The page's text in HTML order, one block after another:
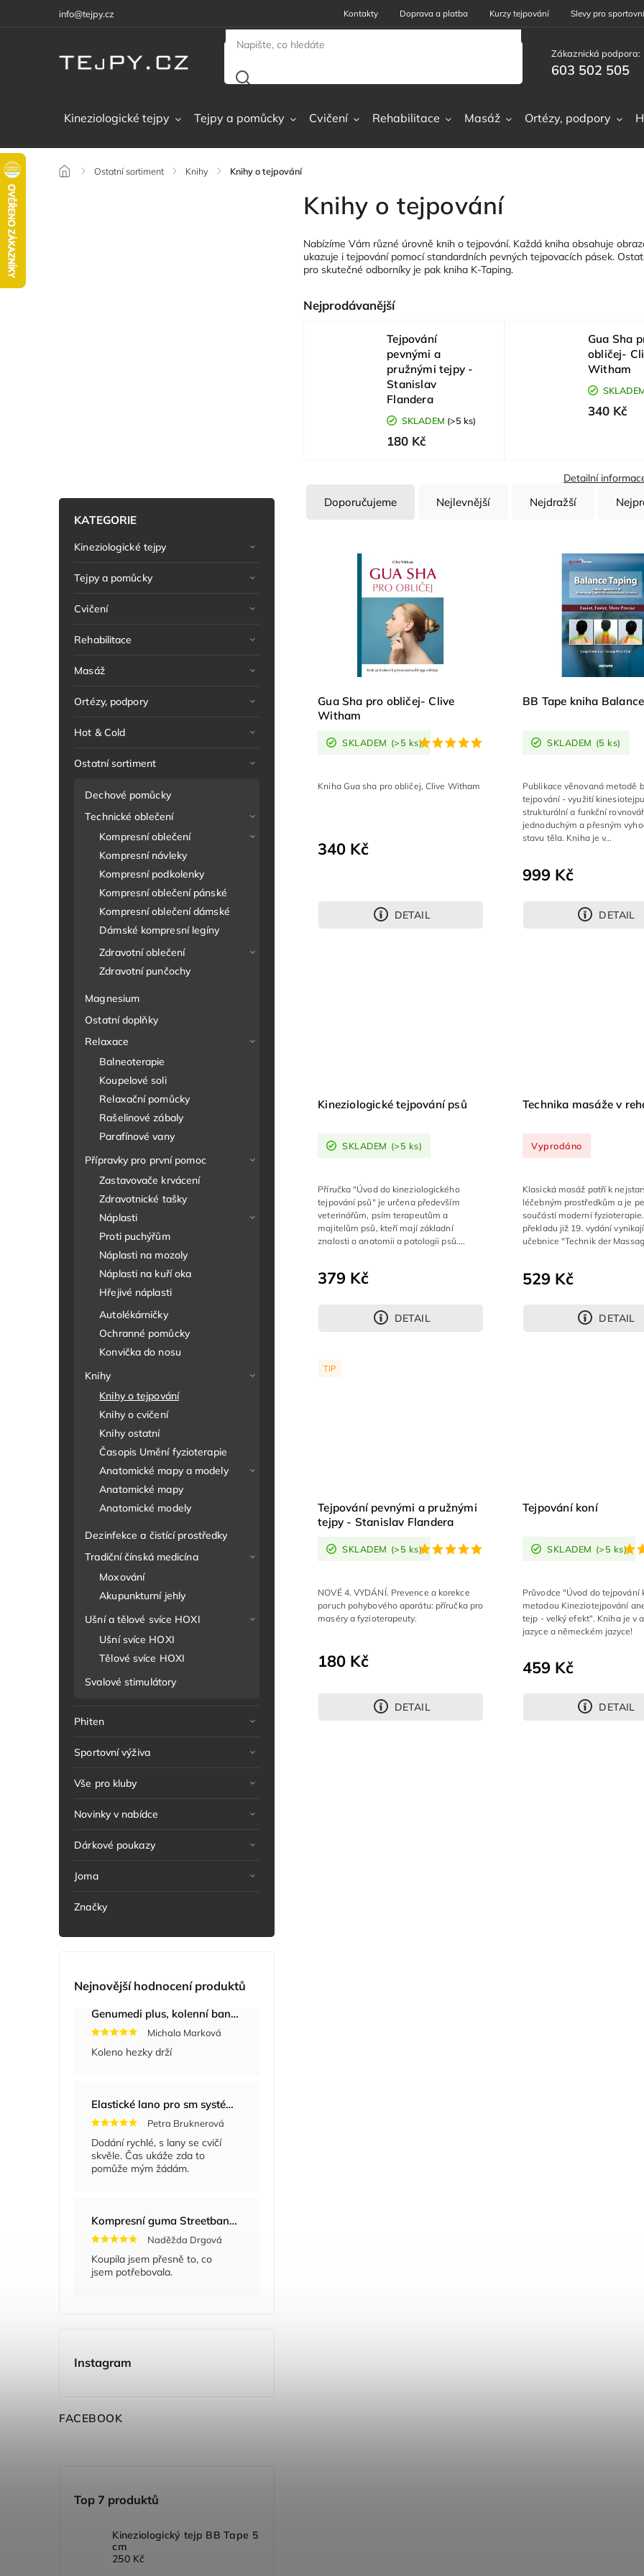
info@tejpy.cz Kontakty Doprava a platba Kurzy tejpování Slevy pro
Zákaznická podpora:
603 502 505
Kineziologické tejpy Tejpy a pomůcky Cvičení Rehabilitace Masáž Ortézy, podpory
/ Ostatní sortiment / Knihy / Knihy o tejpování
KATEGORIE
Kineziologické tejpy
Tejpy a pomůcky
Cvičení
Rehabilitace
Masáž
Ortézy, podpory
Hot & Cold
Ostatní sortiment
Dechové pomůcky
Technické oblečení
Kompresní oblečení
Kompresní návleky
Kompresní podkolenky
Kompresní oblečení pánské
Kompresní oblečení dámské
Dámské kompresní legíny
Zdravotní oblečení
Zdravotní punčochy
Magnesium
Ostatní doplňky
Relaxace
Balneoterapie
Koupelové soli
Relaxační pomůcky
Rašelinové zábaly
Parafínové vany
Přípravky pro první pomoc
Zastavovače krvácení
Zdravotnické tašky
Náplasti
Proti puchýřům
Náplasti na mozoly
Náplasti na kuří oka
Hřejivé náplasti
Autolékárničky
Ochranné pomůcky
Konvička do nosu
Knihy
Knihy o tejpování
Knihy o cvičení
Knihy ostatní
Časopis Umění fyzioterapie
Anatomické mapy a modely
Anatomické mapy
Anatomické modely
Dezinfekce a čistící prostředky
Tradiční čínská medicína
Moxování
Akupunkturní jehly
Ušní a tělové svíce HOXI
Ušní svíce HOXI
Tělové svíce HOXI
Svalové stimulátory
Phiten
Sportovní výživa
Vše pro kluby
Novinky v nabídce
Dárkové poukazy
Joma
Značky
Nejnovější hodnocení produktů
Genumedi plus, kolenní bandáž se zvýšenou fixací
Michala Marková
Koleno hezky drží
Elastické lano pro sm systém
Petra Bruknerová
Dodání rychlé, s lany se cvičí
skvěle. Čas ukáže zda to
pomůže mým žádám.
Kompresní guma Streetband 5 cm x 2 m
Naděžda Drgová
Koupila jsem přesně to, co
jsem potřebovala.
Instagram
FACEBOOK
Top 7 produktů
Kineziologický tejp BB Tape 5
cm
250 Kč
Knihy o tejpování
Nabízíme Vám různé úrovně knih o tejpování. Každá kniha obsahuje
ukazuje i tejpování pomocí standardních pevných tejpovacích pásek.
pro skutečné odborníky je pak kniha K-Taping.
Nejprodávanější
Tejpování
pevnými a
pružnými tejpy -
Stanislav
Flandera
SKLADEM (>5 ks)
180 Kč
Gua Sha
obličej-
Witham
340 Kč
Detailní
Doporučujeme Nejlevnější Nejdražší
Gua Sha pro obličej- Clive
Witham
SKLADEM (>5 ks)
340 Kč
DETAIL
Kniha Gua sha pro obličej, Clive Witham
BB Tape kniha
SKLADEM (5 ks)
999 Kč
DETAIL
Publikace věnovaná metodě
tejpování - využití
strukturální a funkční
jednoduchým a přesným
stavu těla. Kniha je v...
Kineziologické tejpování psů
SKLADEM (>5 ks)
379 Kč
DETAIL
Příručka "Úvod do kineziologického
tejpování psů" je určena především
veterinářům, psím terapeutům a
majitelům psů, kteří mají základní
znalosti o anatomii a patologii psů....
Technika masáže v
Vyprodáno
529 Kč
DETAIL
Klasická masáž patří k
léčebným prostředkům a je
součástí moderní
překladu již 19. vydání
učebnice "Technik der
TIP
Tejpování pevnými a pružnými
tejpy - Stanislav Flandera
SKLADEM (>5 ks)
180 Kč
DETAIL
NOVÉ 4. VYDÁNÍ. Prevence a korekce
poruch pohybového aparátu: příručka pro
maséry a fyzioterapeuty.
Tejpování koní
SKLADEM (>5 ks)
459 Kč
DETAIL
Průvodce "Úvod do tejpování
metodou Kineziotejpování
tejp - velký efekt". Kniha je v
jazyce a německém jazyce!